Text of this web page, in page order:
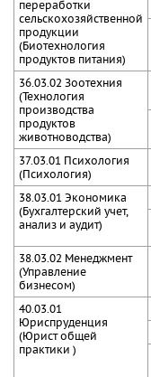
переработки
сельскохозяйственной
продукции
(Биотехнология
продуктов питания)
36.03.02 Зоотехния
(Технология
производства
продуктов
животноводства)
37.03.01 Психология
(Психология)
38.03.01 Экономика
(Бухгалтерский учет,
анализ и аудит)
38.03.02 Менеджмент
(Управление
бизнесом)
40.03.01
Юриспруденция
(Юрист общей
практики )